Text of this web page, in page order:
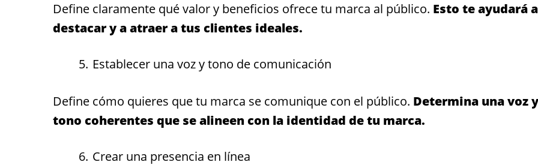
Define claramente qué valor y beneficios ofrece tu marca al público. Esto te ayudará a
destacar y a atraer a tus clientes ideales.
Establecer una voz y tono de comunicación
Define cómo quieres que tu marca se comunique con el público. Determina una voz y
tono coherentes que se alineen con la identidad de tu marca.
Crear una presencia en línea